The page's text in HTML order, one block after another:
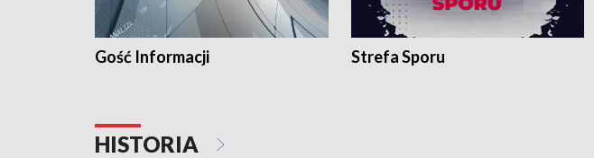
Gość Informacji Strefa Sporu
HISTORIA